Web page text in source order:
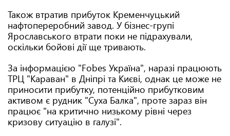
Також втратив прибуток Кременчуцький
нафтопереробний завод. У бізнес-групі
Ярославського втрати поки не підрахували,
оскільки бойові дії ще тривають.
За інформацією "Fobes Україна", наразі працюють
ТРЦ "Караван" в Дніпрі та Києві, однак це може не
приносити прибутку, потенційно прибутковим
активом є рудник "Суха Балка", проте зараз він
працює "на критично низькому рівні через
кризову ситуацію в галузі".